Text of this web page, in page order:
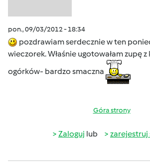
pon., 09/03/2012 - 18:34
pozdrawiam serdecznie w ten
wieczorek. Właśnie ugotowałam zupę
ogórków- bardzo smaczna
Góra strony
Zaloguj lub zarejestruj